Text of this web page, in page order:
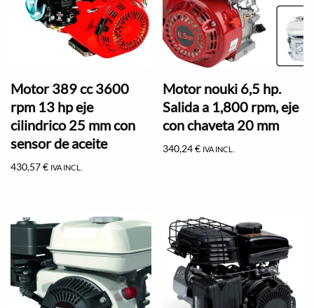
Motor 389 cc 3600
rpm 13 hp eje
cilindrico 25 mm con
sensor de aceite
430,57€ IVA INCL.
Motor nouki 6,5 hp.
Salida a 1,800 rpm, eje
con chaveta 20 mm
340,24€ IVA INCL.